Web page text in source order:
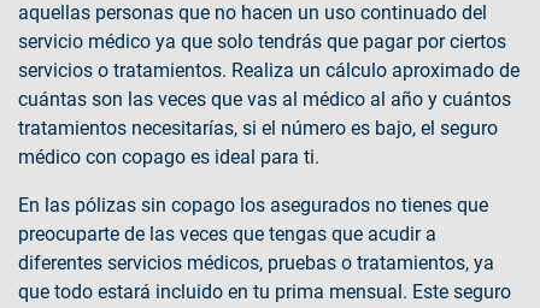
aquellas personas que no hacen un uso continuado del
servicio médico ya que solo tendrás que pagar por ciertos
servicios o tratamientos. Realiza un cálculo aproximado de
cuántas son las veces que vas al médico al año y cuántos
tratamientos necesitarías, si el número es bajo, el seguro
médico con copago es ideal para ti.
En las pólizas sin copago los asegurados no tienes que
preocuparte de las veces que tengas que acudir a
diferentes servicios médicos, pruebas o tratamientos, ya
que todo estará incluido en tu prima mensual. Este seguro